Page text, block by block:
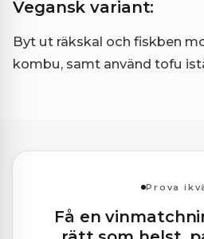
Vegansk variant:
Byt ut räkskal och fiskben
kombu, samt använd tofu
Prova
Få en